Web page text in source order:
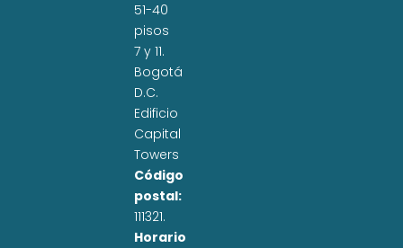
51-40
pisos
7 y 11.
Bogotá
D.C.
Edificio
Capital
Towers
Código
postal:
111321.
Horario